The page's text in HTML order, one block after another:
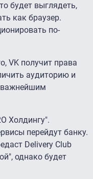
будет выглядеть,
как браузер.
по-
VK получит права
аудиторию и
Холдингу".
перейдут банку.
Delivery Club
однако будет